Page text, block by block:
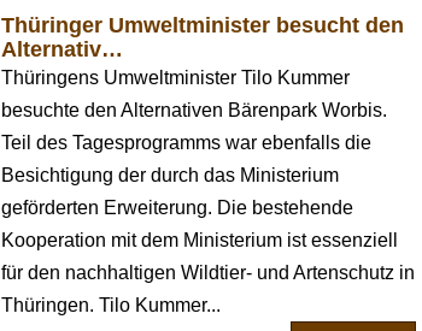
Thüringer Umweltminister besucht den
Alternativ…
Thüringens Umweltminister Tilo Kummer
besuchte den Alternativen Bärenpark Worbis.
Teil des Tagesprogramms war ebenfalls die
Besichtigung der durch das Ministerium
geförderten Erweiterung. Die bestehende
Kooperation mit dem Ministerium ist essenziell
für den nachhaltigen Wildtier- und Artenschutz in
Thüringen. Tilo Kummer...